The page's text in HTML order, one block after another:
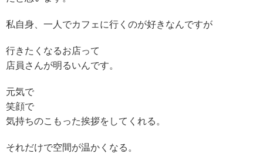
私自身、一人でカフェに行くのが好きなんですが
行きたくなるお店って
店員さんが明るいんです。
元気で
笑顔で
気持ちのこもった挨拶をしてくれる。
それだけで空間が温かくなる。